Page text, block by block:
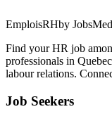
EmploisRHby
Find your HR job
professionals in
labour relations.
Job Seekers